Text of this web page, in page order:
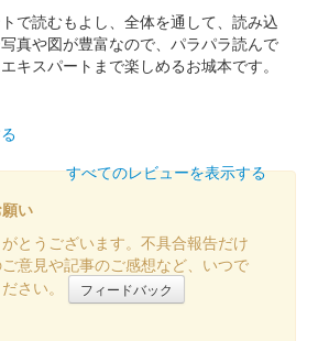
令和七年夏限定版
前橋市立前橋高等学校書道部直書き版
された「群馬戦国御城印サミット
学校書道部のブースにて販売された御城
で読むもよし、全体を通して、読み込
真や図が豊富なので、パラパラ読んで
キスパートまで楽しめるお城本です。
すべてのレビューを表示する
い
とうございます。不具合報告だけ
意見や記事のご感想など、いつで
さい。
フィードバック